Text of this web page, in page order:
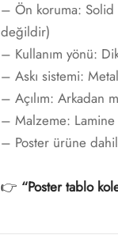
– Ön koruma: Solid
değildir)
– Kullanım yönü:
– Askı sistemi: Metal
– Açılım: Arkadan
– Malzeme: Lamine
– Poster ürüne
👉 “Poster tablo